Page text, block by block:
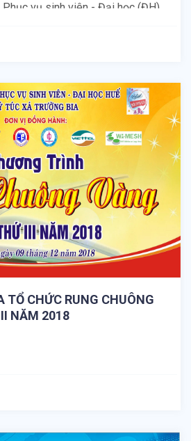
Phục vụ sinh viên - Đại học (ĐH)
TỔ CHỨC RUNG CHUÔNG
NĂM 2018